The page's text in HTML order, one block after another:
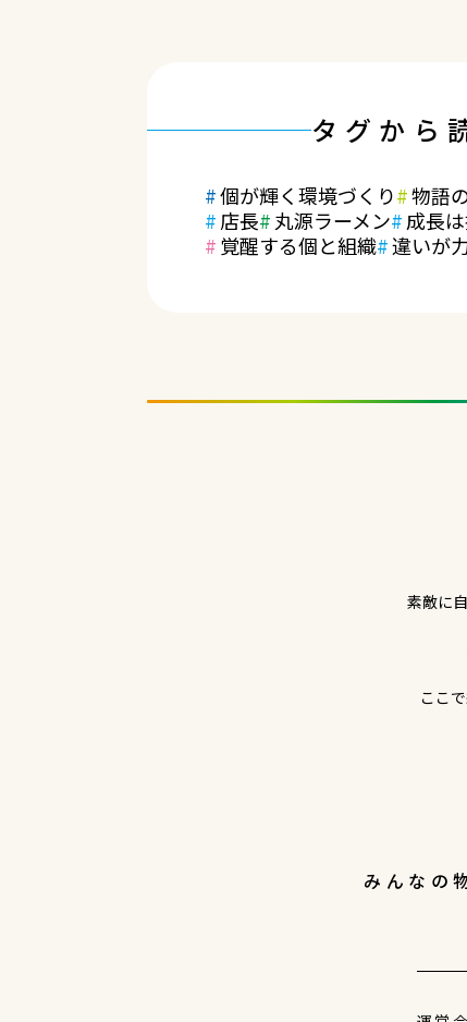
タグから
個が輝く環境づくり 物語
店長
丸源ラーメン 成長
覚醒する個と組織 違いが
素敵に
ここ
みんなの